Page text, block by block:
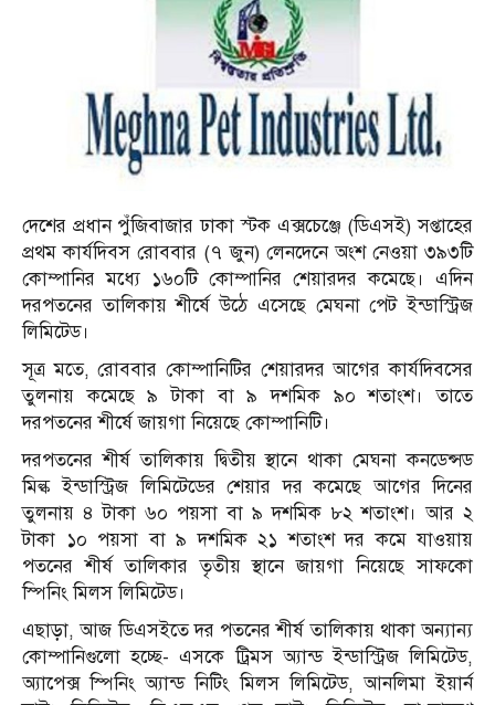
দেশের প্রধান পুঁজিবাজার ঢাকা স্টক এক্সচেঞ্জে (ডিএসই) সপ্তাহের
প্রথম কার্যদিবস রোববার (৭ জুন) লেনদেনে অংশ নেওয়া ৩৯৩টি
কোম্পানির মধ্যে ১৬০টি কোম্পানির শেয়ারদর কমেছে। এদিন
দরপতনের তালিকায় শীর্ষে উঠে এসেছে মেঘনা পেট ইন্ডাস্ট্রিজ
লিমিটেড।
সূত্র মতে, রোববার কোম্পানিটির শেয়ারদর আগের কার্যদিবসের
তুলনায় কমেছে ৯ টাকা বা ৯ দশমিক ৯০ শতাংশ। তাতে
দরপতনের শীর্ষে জায়গা নিয়েছে কোম্পানিটি।
দরপতনের শীর্ষ তালিকায় দ্বিতীয় স্থানে থাকা মেঘনা কনডেন্সড
মিল্ক ইন্ডাস্ট্রিজ লিমিটেডের শেয়ার দর কমেছে আগের দিনের
তুলনায় ৪ টাকা ৬০ পয়সা বা ৯ দশমিক ৮২ শতাংশ। আর ২
টাকা ১০ পয়সা বা ৯ দশমিক ২১ শতাংশ দর কমে যাওয়ায়
পতনের শীর্ষ তালিকার তৃতীয় স্থানে জায়গা নিয়েছে সাফকো
স্পিনিং মিলস লিমিটেড।
এছাড়া, আজ ডিএসইতে দর পতনের শীর্ষ তালিকায় থাকা অন্যান্য
কোম্পানিগুলো হচ্ছে- এসকে ট্রিমস অ্যান্ড ইন্ডাস্ট্রিজ লিমিটেড,
অ্যাপেক্স স্পিনিং অ্যান্ড নিটিং মিলস লিমিটেড, আনলিমা ইয়ার্ন